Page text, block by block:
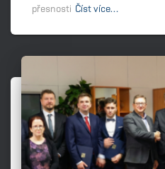
přesnosti Číst více…